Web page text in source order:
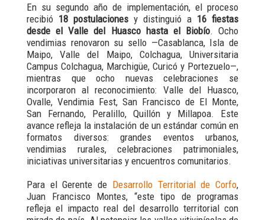
En su segundo año de implementación, el proceso
recibió 18 postulaciones y distinguió a 16 fiestas
desde el Valle del Huasco hasta el Biobío. Ocho
vendimias renovaron su sello —Casablanca, Isla de
Maipo, Valle del Maipo, Colchagua, Universitaria
Campus Colchagua, Marchigüe, Curicó y Portezuelo—,
mientras que ocho nuevas celebraciones se
incorporaron al reconocimiento: Valle del Huasco,
Ovalle, Vendimia Fest, San Francisco de El Monte,
San Fernando, Peralillo, Quillón y Millapoa. Este
avance refleja la instalación de un estándar común en
formatos diversos: grandes eventos urbanos,
vendimias rurales, celebraciones patrimoniales,
iniciativas universitarias y encuentros comunitarios.
Para el Gerente de Desarrollo Territorial de Corfo,
Juan Francisco Montes, “este tipo de programas
refleja el impacto real del desarrollo territorial con